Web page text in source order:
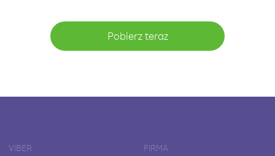
Pobierz teraz
VIBER FIRMA